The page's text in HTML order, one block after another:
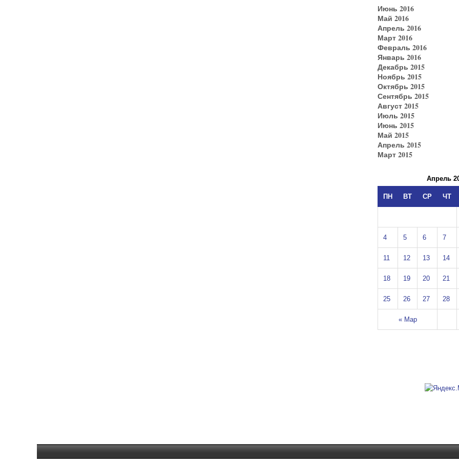
Июнь 2016
Май 2016
Апрель 2016
Март 2016
Февраль 2016
Январь 2016
Декабрь 2015
Ноябрь 2015
Октябрь 2015
Сентябрь 2015
Август 2015
Июль 2015
Июнь 2015
Май 2015
Апрель 2015
Март 2015
Апрель
ПН ВТ СР ЧТ
« Мар
4 5 6 7
11 12 13 14
18 19 20 21
25 26 27 28